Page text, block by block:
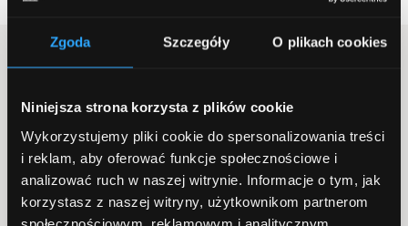
Zgoda Szczegóły O plikach cookies
Niniejsza strona korzysta z plików cookie
Wykorzystujemy pliki cookie do spersonalizowania treści
i reklam, aby oferować funkcje społecznościowe i
analizować ruch w naszej witrynie. Informacje o tym, jak
korzystasz z naszej witryny, użytkownikom partnerom
społecznościowym, reklamowym i analitycznym.
Zapisz się do newslettera
Zapisz się do newslettera, aby zdobywać informacje o świetnych
promocjach, nowych ciekawych artykułach i wiele więcej.
Adres email